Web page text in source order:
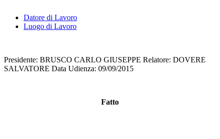
Datore di Lavoro
Luogo di Lavoro
Presidente: BRUSCO CARLO GIUSEPPE Relatore: DOVERE
SALVATORE Data Udienza: 09/09/2015
Fatto